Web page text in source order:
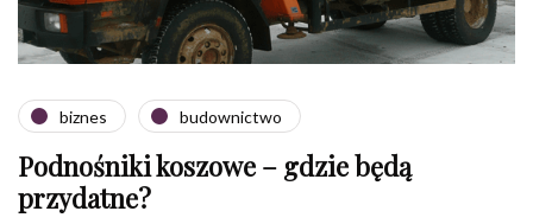
biznes budownictwo
Podnośniki koszowe – gdzie będą
przydatne?